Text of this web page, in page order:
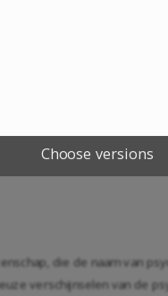
Choose versions
die de naam van
verschijnselen van de